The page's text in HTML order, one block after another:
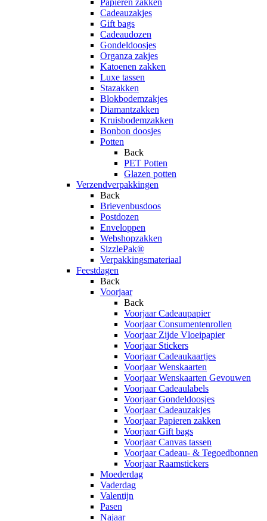
Papieren zakken
Cadeauzakjes
Gift bags
Cadeaudozen
Gondeldoosjes
Organza zakjes
Katoenen zakken
Luxe tassen
Stazakken
Blokbodemzakjes
Diamantzakken
Kruisbodemzakken
Bonbon doosjes
Potten
Back
PET Potten
Glazen potten
Verzendverpakkingen
Back
Brievenbusdoos
Postdozen
Enveloppen
Webshopzakken
SizzlePak®
Verpakkingsmateriaal
Feestdagen
Back
Voorjaar
Back
Voorjaar Cadeaupapier
Voorjaar Consumentenrollen
Voorjaar Zijde Vloeipapier
Voorjaar Stickers
Voorjaar Cadeaukaartjes
Voorjaar Wenskaarten
Voorjaar Wenskaarten Gevouwen
Voorjaar Cadeaulabels
Voorjaar Gondeldoosjes
Voorjaar Cadeauzakjes
Voorjaar Papieren zakken
Voorjaar Gift bags
Voorjaar Canvas tassen
Voorjaar Cadeau- & Tegoedbonnen
Voorjaar Raamstickers
Moederdag
Vaderdag
Valentijn
Pasen
Najaar